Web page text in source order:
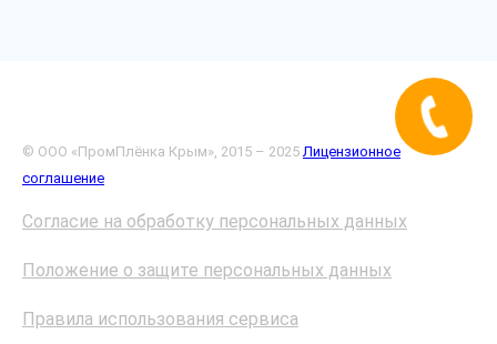
© ООО «ПромПлёнка Крым», 2015 – 2025 Лицензионное
соглашение
Согласие на обработку персональных данных
Положение о защите персональных данных
Правила использования сервиса